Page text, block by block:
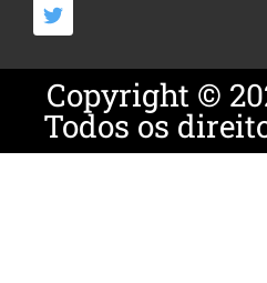
Copyright ©
Todos os